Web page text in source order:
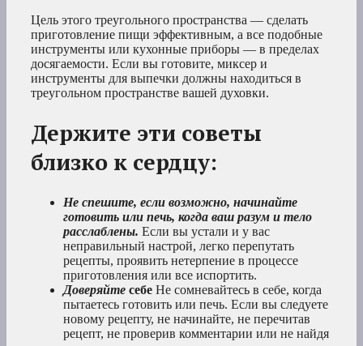
Цель этого треугольного пространства — сделать
приготовление пищи эффективным, а все подобные
инструменты или кухонные приборы — в пределах
досягаемости. Если вы готовите, миксер и
инструменты для выпечки должны находиться в
треугольном пространстве вашей духовки.
Держите эти советы
близко к сердцу:
Не спешите, если возможно, начинайте
готовить или печь, когда ваш разум и тело
расслаблены. Если вы устали и у вас
неправильный настрой, легко перепутать
рецепты, проявить нетерпение в процессе
приготовления или все испортить.
Доверяйте себе Не сомневайтесь в себе, когда
пытаетесь готовить или печь. Если вы следуете
новому рецепту, не начинайте, не перечитав
рецепт, не проверив комментарии или не найдя